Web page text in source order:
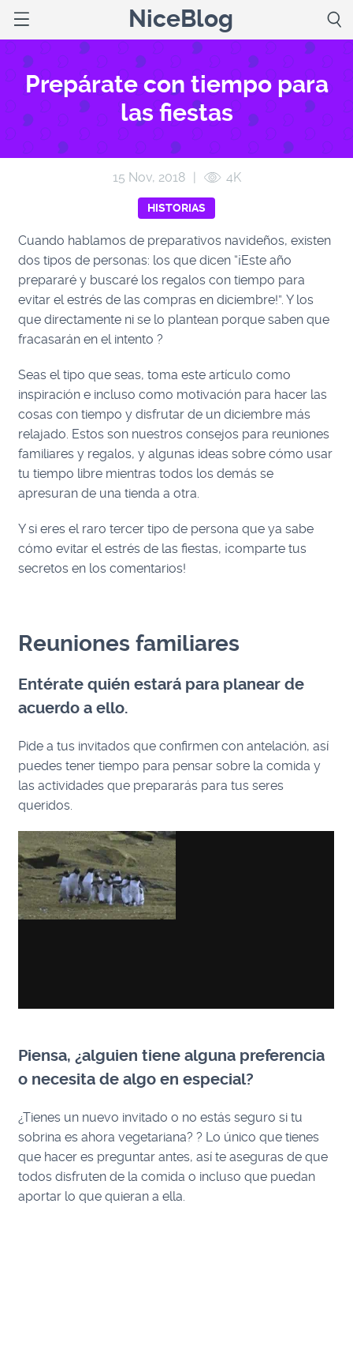
NiceBlog
Prepárate con tiempo para
las fiestas
15 Nov, 2018 | 4K
HISTORIAS
Cuando hablamos de preparativos navideños, existen
dos tipos de personas: los que dicen “¡Este año
prepararé y buscaré los regalos con tiempo para
evitar el estrés de las compras en diciembre!”. Y los
que directamente ni se lo plantean porque saben que
fracasarán en el intento ?
Seas el tipo que seas, toma este artículo como
inspiración e incluso como motivación para hacer las
cosas con tiempo y disfrutar de un diciembre más
relajado. Estos son nuestros consejos para reuniones
familiares y regalos, y algunas ideas sobre cómo usar
tu tiempo libre mientras todos los demás se
apresuran de una tienda a otra.
Y si eres el raro tercer tipo de persona que ya sabe
cómo evitar el estrés de las fiestas, ¡comparte tus
secretos en los comentarios!
Reuniones familiares
Entérate quién estará para planear de
acuerdo a ello.
Pide a tus invitados que confirmen con antelación, así
puedes tener tiempo para pensar sobre la comida y
las actividades que prepararás para tus seres
queridos.
Piensa, ¿alguien tiene alguna preferencia
o necesita de algo en especial?
¿Tienes un nuevo invitado o no estás seguro si tu
sobrina es ahora vegetariana? ? Lo único que tienes
que hacer es preguntar antes, así te aseguras de que
todos disfruten de la comida o incluso que puedan
aportar lo que quieran a ella.